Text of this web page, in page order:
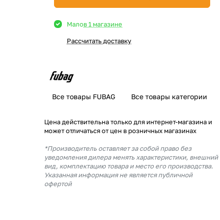
Малов 1 магазине
Рассчитать доставку
Все товары FUBAG Все товары категории
Цена действительна только для интернет-магазина и
может отличаться от цен в розничных магазинах
*Производитель оставляет за собой право без
уведомления дилера менять характеристики, внешний
вид, комплектацию товара и место его производства.
Указанная информация не является публичной
офертой